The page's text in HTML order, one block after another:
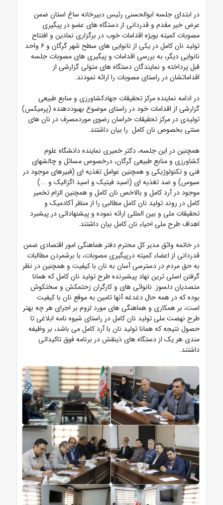
در ابتدای جلسه ابوالحسنی رئیس دبیرخانه ساغ استان ضمن
عرض خیر مقدم و قدردانی از دستگاه های عضو در پیگیری
مصوبات کمیته بویژه اقدامات خوب در برگزاری نمادین و افتتاح
تولید نان کامل در یکی از نانوایی های سطح شهر گرگان و ۶ واحد
نانوایی دیگر، به بررسی اقدامات و پیگیری های مصوبات جلسه
قبل پرداخته و نمایندگان دستگاه های متولی گزارشی از
اقداماتشان در راستای مصوبات را ارائه نمودند.
در ادامه نماینده مرکز تحقیقات جهادکشاورزی و منابع طبیعی
گزارشی از اقدامات خود در راستای موضوع بهبوددهنده (پرمیکس)
تولیدی در مرکز تحقیقات خراسان رضوی موردمصرف در نان های
سنتی بخصوص نان کامل را بیان داشتند.
همچنین در این جلسه، دکتر خمیری نماینده دانشگاه علوم
کشاورزی و منابع طبیعی گرگان، درخصوص مسائل و چالشهای
فنی و تکنولوژیکی و همچنین عوامل تغذیه ای (فبیرهای موجود در
سبوس) و ضد تغذیه ای (اسید فیتیک و اسید اگزالیک و ...)
موجود در آرد کامل و بالاخص نان کامل و همچنین الزام تخمیر
کامل در روند تولید نان کامل مطالبی را از منظر آکادمیک و
تحقیقات ملی و بین المللی ارائه نموده و پیشنهاداتی در پیشبرد
اهداف طرح ملی احیاء نان کامل بیان داشتند.
در خاتمه واثق مدیر کل محترم دفتر هماهنگی امور اقتصادی ضمن
قدردانی از اعضاء کمیته درپیگیری مصوبات، با برشمردن مطالبات
به حق مردم در دسترسی آسان به نان با کیفیت و همچنین در نظر
گرفتن اصلی ترین نهاد پیشبرنده طرح تولید نان کامل که همانا
متصدیان دلسوز نانوائی های و کارگران زحتمکش و سختکوش
بوده که در همه حال دغدغه آنها تامین به موقع نان با کیفیت
است، بر همکاری و هماهنگی های مورد لزوم بر اجرای هر چه بهتر
طرح نهضت ملی تولید نان کامل در راستای شیوه نامه ابلاغی تا
حصول نتیجه که همانا تولید نان با آرد کامل می باشد، بر وظیفه
مندی هر یک از دستگاه های ذینقش در برنامه فوق تاکیداتی
داشتند.